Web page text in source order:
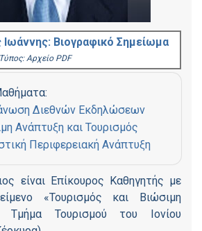
Ιωάννης: Βιογραφικό Σημείωμα
Αρχείο PDF
Διεθνών Εκδηλώσεων
Ανάπτυξη και Τουρισμός
Περιφερειακή Ανάπτυξη
είναι Επίκουρος Καθηγητής με
«Τουρισμός και Βιώσιμη
Τμήμα Τουρισμού του Ιονίου